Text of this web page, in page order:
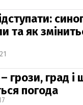
та як
грози, град і
погода